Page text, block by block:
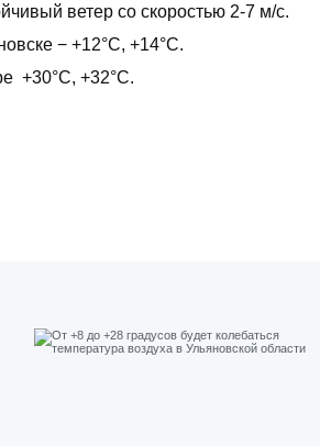
ветер со скоростью 2-7 м/с.
− +12°С, +14°С.
+30°С, +32°С.